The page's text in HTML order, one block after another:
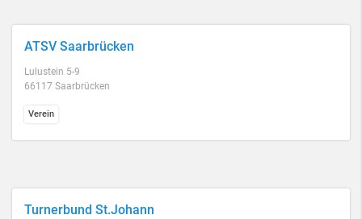
ATSV Saarbrücken
Lulustein 5-9
66117 Saarbrücken
Verein
Turnerbund St.Johann